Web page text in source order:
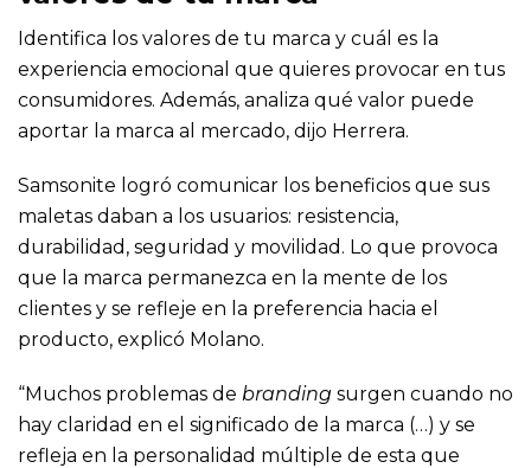
Identifica los valores de tu marca y cuál es la
experiencia emocional que quieres provocar en tus
consumidores. Además, analiza qué valor puede
aportar la marca al mercado, dijo Herrera.
Samsonite logró comunicar los beneficios que sus
maletas daban a los usuarios: resistencia,
durabilidad, seguridad y movilidad. Lo que provoca
que la marca permanezca en la mente de los
clientes y se refleje en la preferencia hacia el
producto, explicó Molano.
“Muchos problemas de branding surgen cuando no
hay claridad en el significado de la marca (…) y se
refleja en la personalidad múltiple de esta que